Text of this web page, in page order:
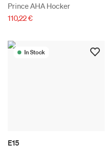
Prince AHA Hocker
110,22 €
In Stock
E15